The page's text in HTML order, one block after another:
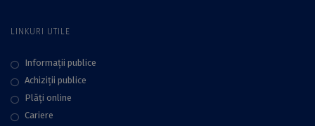
LINKURI UTILE
Informații publice
Achiziții publice
Plăţi online
Cariere